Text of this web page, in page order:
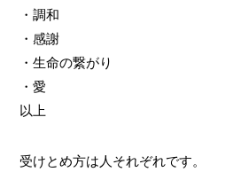
・調和
・感謝
・生命の繋がり
・愛
以上
受けとめ方は人それぞれです。